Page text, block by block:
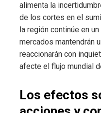
alimenta la
de los cortes en el
la región continúe en
mercados mantendrán
reaccionarán con
afecte el flujo mundial
Los efectos